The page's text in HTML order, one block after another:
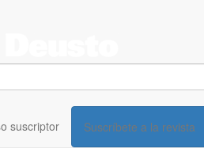
suscriptor Suscríbete a la revista
a Harvard Deusto